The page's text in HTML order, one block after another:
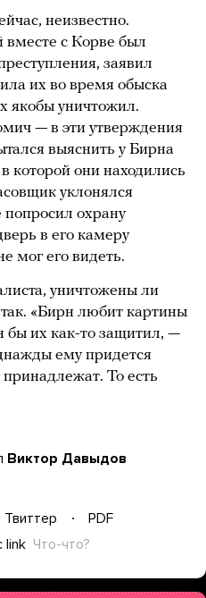
неизвестно.
с Корве был
заявил
их во время обыска
якобы уничтожил.
— в эти утверждения
выяснить у Бирна
которой они находились
уклонялся
охрану
в его камеру
мог его видеть.
уничтожены ли
«Бирн любит картины
бы их как-то защитил, —
ему придется
То есть
Виктор Давыдов
Твиттер
PDF
link Что-что?